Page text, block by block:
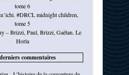
tome 6
#DRCL midnight children,
tome 5
– Brizzi, Paul, Brizzi, Gaëtan. Le
Horla
commentaires